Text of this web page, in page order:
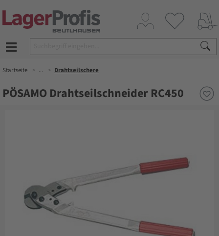
Startseite ... Drahtseilschere
PÖSAMO Drahtseilschneider RC450